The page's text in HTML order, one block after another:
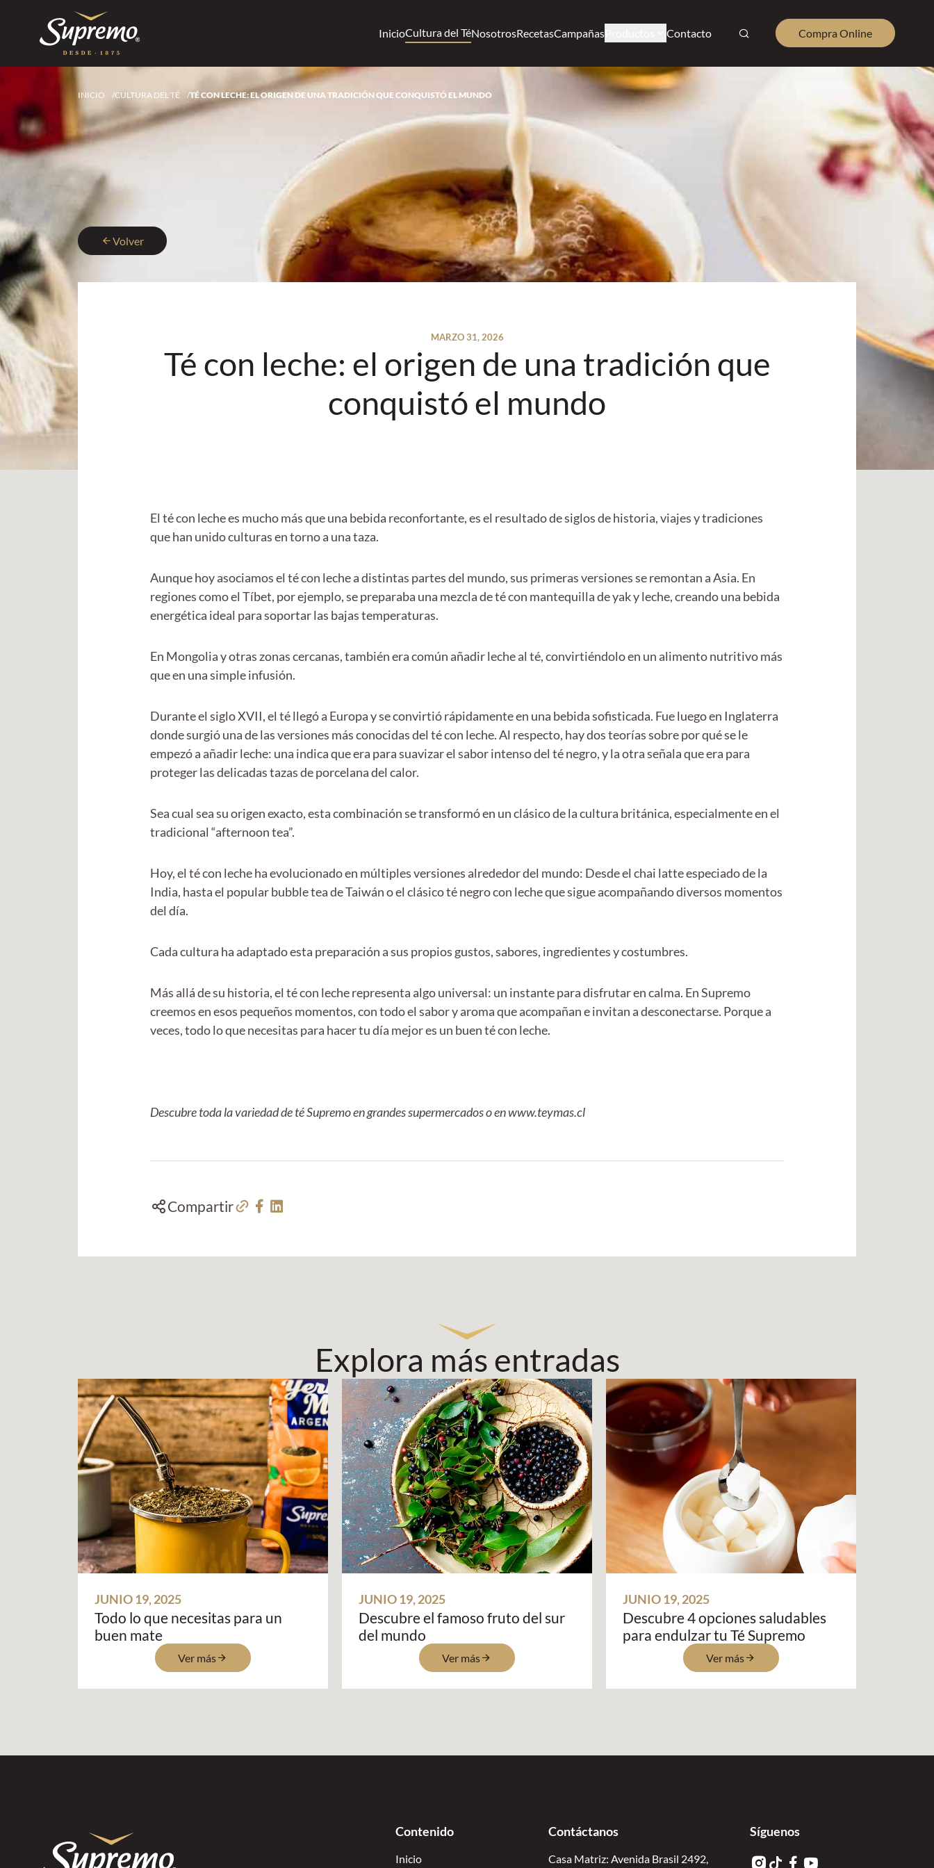
InicioCultura del TéNosotrosRecetasCampañas Contacto Compra Online
INICIO /CULTURA DEL TÉ /TÉ CON LECHE: EL ORIGEN DE UNA TRADICIÓN QUE CONQUISTÓ EL MUNDO
Volver
MARZO 31, 2026
Té con leche: el origen de una tradición que
conquistó el mundo
El té con leche es mucho más que una bebida reconfortante, es el resultado de siglos de historia, viajes y tradiciones
que han unido culturas en torno a una taza.
Aunque hoy asociamos el té con leche a distintas partes del mundo, sus primeras versiones se remontan a Asia. En
regiones como el Tíbet, por ejemplo, se preparaba una mezcla de té con mantequilla de yak y leche, creando una bebida
energética ideal para soportar las bajas temperaturas.
En Mongolia y otras zonas cercanas, también era común añadir leche al té, convirtiéndolo en un alimento nutritivo más
que en una simple infusión.
Durante el siglo XVII, el té llegó a Europa y se convirtió rápidamente en una bebida sofisticada. Fue luego en Inglaterra
donde surgió una de las versiones más conocidas del té con leche. Al respecto, hay dos teorías sobre por qué se le
empezó a añadir leche: una indica que era para suavizar el sabor intenso del té negro, y la otra señala que era para
proteger las delicadas tazas de porcelana del calor.
Sea cual sea su origen exacto, esta combinación se transformó en un clásico de la cultura británica, especialmente en el
tradicional “afternoon tea”.
Hoy, el té con leche ha evolucionado en múltiples versiones alrededor del mundo: Desde el chai latte especiado de la
India, hasta el popular bubble tea de Taiwán o el clásico té negro con leche que sigue acompañando diversos momentos
del día.
Cada cultura ha adaptado esta preparación a sus propios gustos, sabores, ingredientes y costumbres.
Más allá de su historia, el té con leche representa algo universal: un instante para disfrutar en calma. En Supremo
creemos en esos pequeños momentos, con todo el sabor y aroma que acompañan e invitan a desconectarse. Porque a
veces, todo lo que necesitas para hacer tu día mejor es un buen té con leche.
Descubre toda la variedad de té Supremo en grandes supermercados o en www.teymas.cl
Compartir
Explora más entradas
JUNIO 19, 2025
Todo lo que necesitas para un
buen mate
Ver más
JUNIO 19, 2025
Descubre el famoso fruto del sur
del mundo
Ver más
JUNIO 19, 2025
Descubre 4 opciones saludables
para endulzar tu Té Supremo
Ver más
Contenido
Inicio
Contáctanos
Casa Matriz: Avenida Brasil 2492,
Síguenos